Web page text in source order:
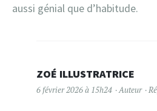
aussi génial que d’habitude.
ZOÉ ILLUSTRATRICE
6 février 2026 à 15h24 Auteur